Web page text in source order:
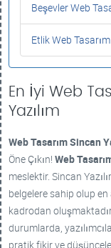
Beşevler Web
Etlik Web Tasarım
En İyi Web
Yazılım
Web TasarımSincan
Öne Çıkın! Web
meslektir. Sincan
belgelere sahip olup
kadrodan
durumlarda,
pratik fikir ve